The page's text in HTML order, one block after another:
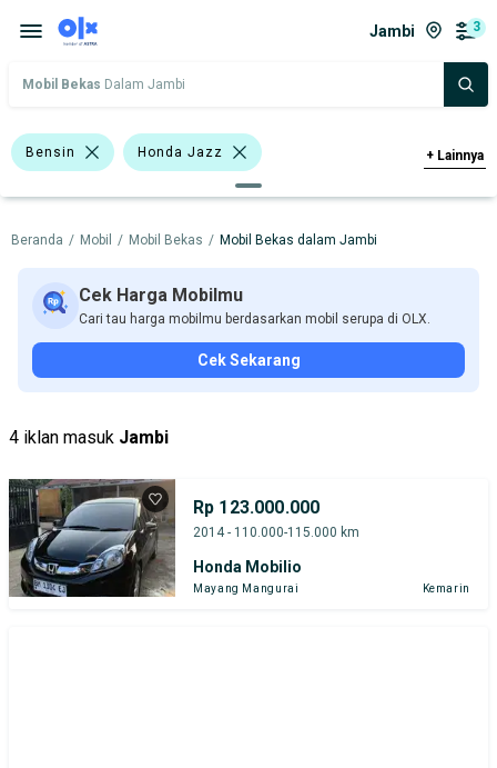
Jambi 3
Mobil Bekas Dalam Jambi
Bensin Honda Jazz
Honda Mobilio Honda BR-V
Honda
Harga Merek Dan Model
+ Lainnya
Beranda / Mobil / Mobil Bekas / Mobil Bekas dalam Jambi
Cek Harga Mobilmu
Cari tau harga mobilmu berdasarkan mobil serupa di OLX.
Cek Sekarang
4 iklan masuk Jambi
Rp 123.000.000
2014 - 110.000-115.000 km
Honda Mobilio
Mayang Mangurai Kemarin